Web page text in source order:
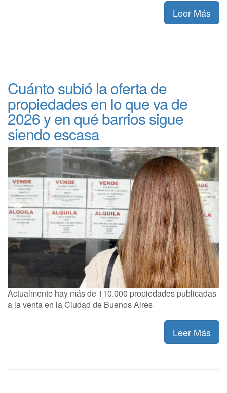
Leer Más
Cuánto subió la oferta de
propiedades en lo que va de
2026 y en qué barrios sigue
siendo escasa
Actualmente hay más de 110.000 propiedades publicadas
a la venta en la Ciudad de Buenos Aires
Leer Más